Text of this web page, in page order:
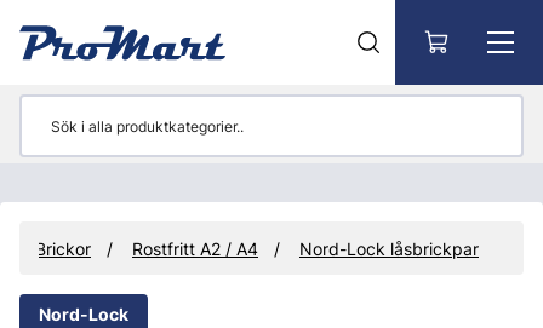
Brickor Rostfritt A2 / A4 Nord-Lock låsbrickpar
Nord-Lock